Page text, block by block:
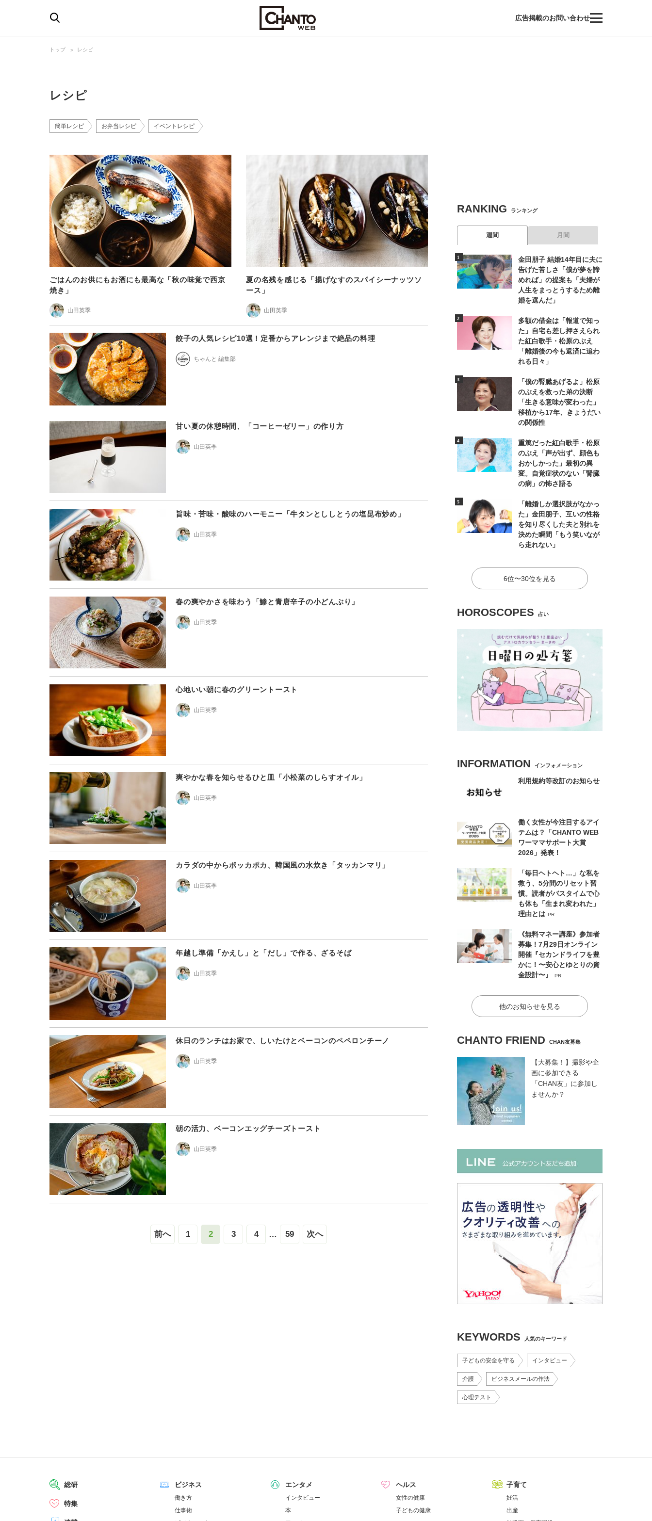
広告掲載のお問い合わせ
トップ レシピ
レシピ
簡単レシピ お弁当レシピ イベントレシピ
ごはんのお供にもお酒にも最高な「秋の味覚で西京
焼き」
山田英季
夏の名残を感じる「揚げなすのスパイシーナッツソ
ース」
山田英季
餃子の人気レシピ10選！定番からアレンジまで絶品の料理
ちゃんと 編集部
甘い夏の休憩時間、「コーヒーゼリー」の作り方
山田英季
旨味・苦味・酸味のハーモニー「牛タンとししとうの塩昆布炒め」
山田英季
春の爽やかさを味わう「鯵と青唐辛子の小どんぶり」
山田英季
心地いい朝に春のグリーントースト
山田英季
爽やかな春を知らせるひと皿「小松菜のしらすオイル」
山田英季
カラダの中からポッカポカ、韓国風の水炊き「タッカンマリ」
山田英季
年越し準備「かえし」と「だし」で作る、ざるそば
山田英季
休日のランチはお家で、しいたけとベーコンのペペロンチーノ
山田英季
朝の活力、ベーコンエッグチーズトースト
山田英季
前へ 1 2 3 4 … 59 次へ
RANKING ランキング
週間 月間
金田朋子 結婚14年目に夫に
告げた苦しさ「僕が夢を諦
めれば」の提案も「夫婦が
人生をまっとうするため離
婚を選んだ」
多額の借金は「報道で知っ
た」自宅も差し押さえられ
た紅白歌手・松原のぶえ
「離婚後の今も返済に追わ
れる日々」
「僕の腎臓あげるよ」松原
のぶえを救った弟の決断
「生きる意味が変わった」
移植から17年、きょうだい
の関係性
重篤だった紅白歌手・松原
のぶえ「声が出ず、顔色も
おかしかった」最初の異
変。自覚症状のない「腎臓
の病」の怖さ語る
「離婚しか選択肢がなかっ
た」金田朋子、互いの性格
を知り尽くした夫と別れを
決めた瞬間「もう笑いなが
ら走れない」
6位〜30位を見る
HOROSCOPES 占い
INFORMATION インフォメーション
利用規約等改訂のお知らせ
働く女性が今注目するアイ
テムは？「CHANTO WEB
ワーママサポート大賞
2026」発表！
「毎日ヘトヘト…」な私を
救う、5分間のリセット習
慣。読者がバスタイムで心
も体も「生まれ変われた」
理由とは PR
《無料マネー講座》参加者
募集！7月29日オンライン
開催『セカンドライフを豊
かに！〜安心とゆとりの資
金設計〜』
PR
他のお知らせを見る
CHANTO FRIEND CHAN友募集
【大募集！】撮影や企
画に参加できる
「CHAN友」に参加し
ませんか？
KEYWORDS 人気のキーワード
子どもの安全を守る インタビュー
介護 ビジネスメールの作法
心理テスト
総研
特集
ビジネス
働き方
仕事術
エンタメ
インタビュー
本
ヘルス
女性の健康
子どもの健康
子育て
妊活
出産